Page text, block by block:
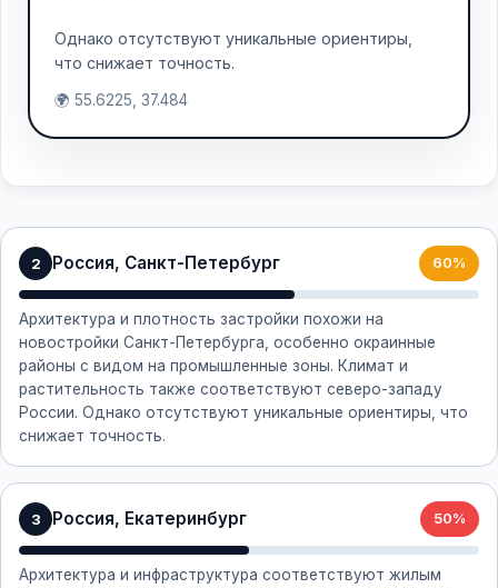
Однако отсутствуют уникальные ориентиры,
что снижает точность.
🌍 55.6225, 37.484
2 Россия, Санкт-Петербург 60%
Архитектура и плотность застройки похожи на
новостройки Санкт-Петербурга, особенно окраинные
районы с видом на промышленные зоны. Климат и
растительность также соответствуют северо-западу
России. Однако отсутствуют уникальные ориентиры, что
снижает точность.
3 Россия, Екатеринбург 50%
Архитектура и инфраструктура соответствуют жилым